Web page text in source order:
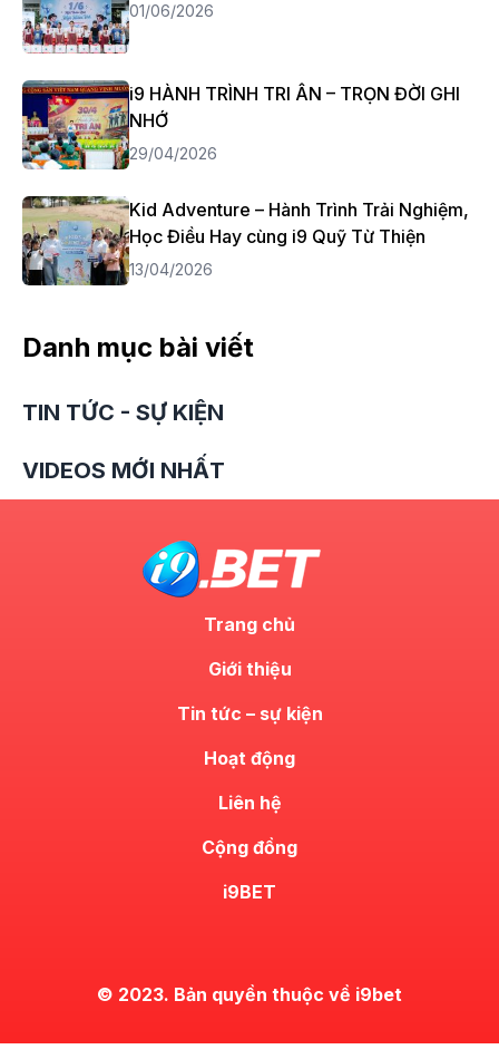
01/06/2026
i9 HÀNH TRÌNH TRI ÂN – TRỌN ĐỜI GHI
NHỚ
29/04/2026
Kid Adventure – Hành Trình Trải Nghiệm,
Học Điều Hay cùng i9 Quỹ Từ Thiện
13/04/2026
Danh mục bài viết
TIN TỨC - SỰ KIỆN
VIDEOS MỚI NHẤT
Trang chủ
Giới thiệu
Tin tức – sự kiện
Hoạt động
Liên hệ
Cộng đồng
i9BET
© 2023. Bản quyền thuộc về i9bet